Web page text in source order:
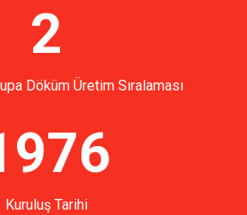
2
Döküm Üretim Sıralaması
Kuruluş Tarihi